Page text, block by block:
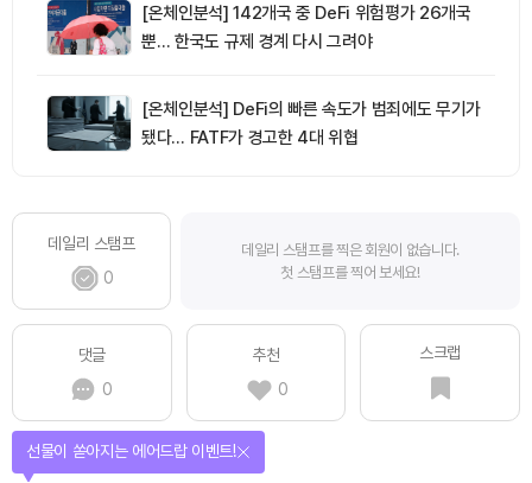
[온체인분석] 142개국 중 DeFi 위험평가 26개국
뿐… 한국도 규제 경계 다시 그려야
[온체인분석] DeFi의 빠른 속도가 범죄에도 무기가
됐다… FATF가 경고한 4대 위협
데일리 스탬프
0
데일리 스탬프를 찍은 회원이 없습니다.
첫 스탬프를 찍어 보세요!
댓글
0
추천
0
스크랩
선물이 쏟아지는 에어드랍 이벤트!